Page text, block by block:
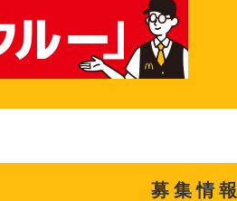
募集情報